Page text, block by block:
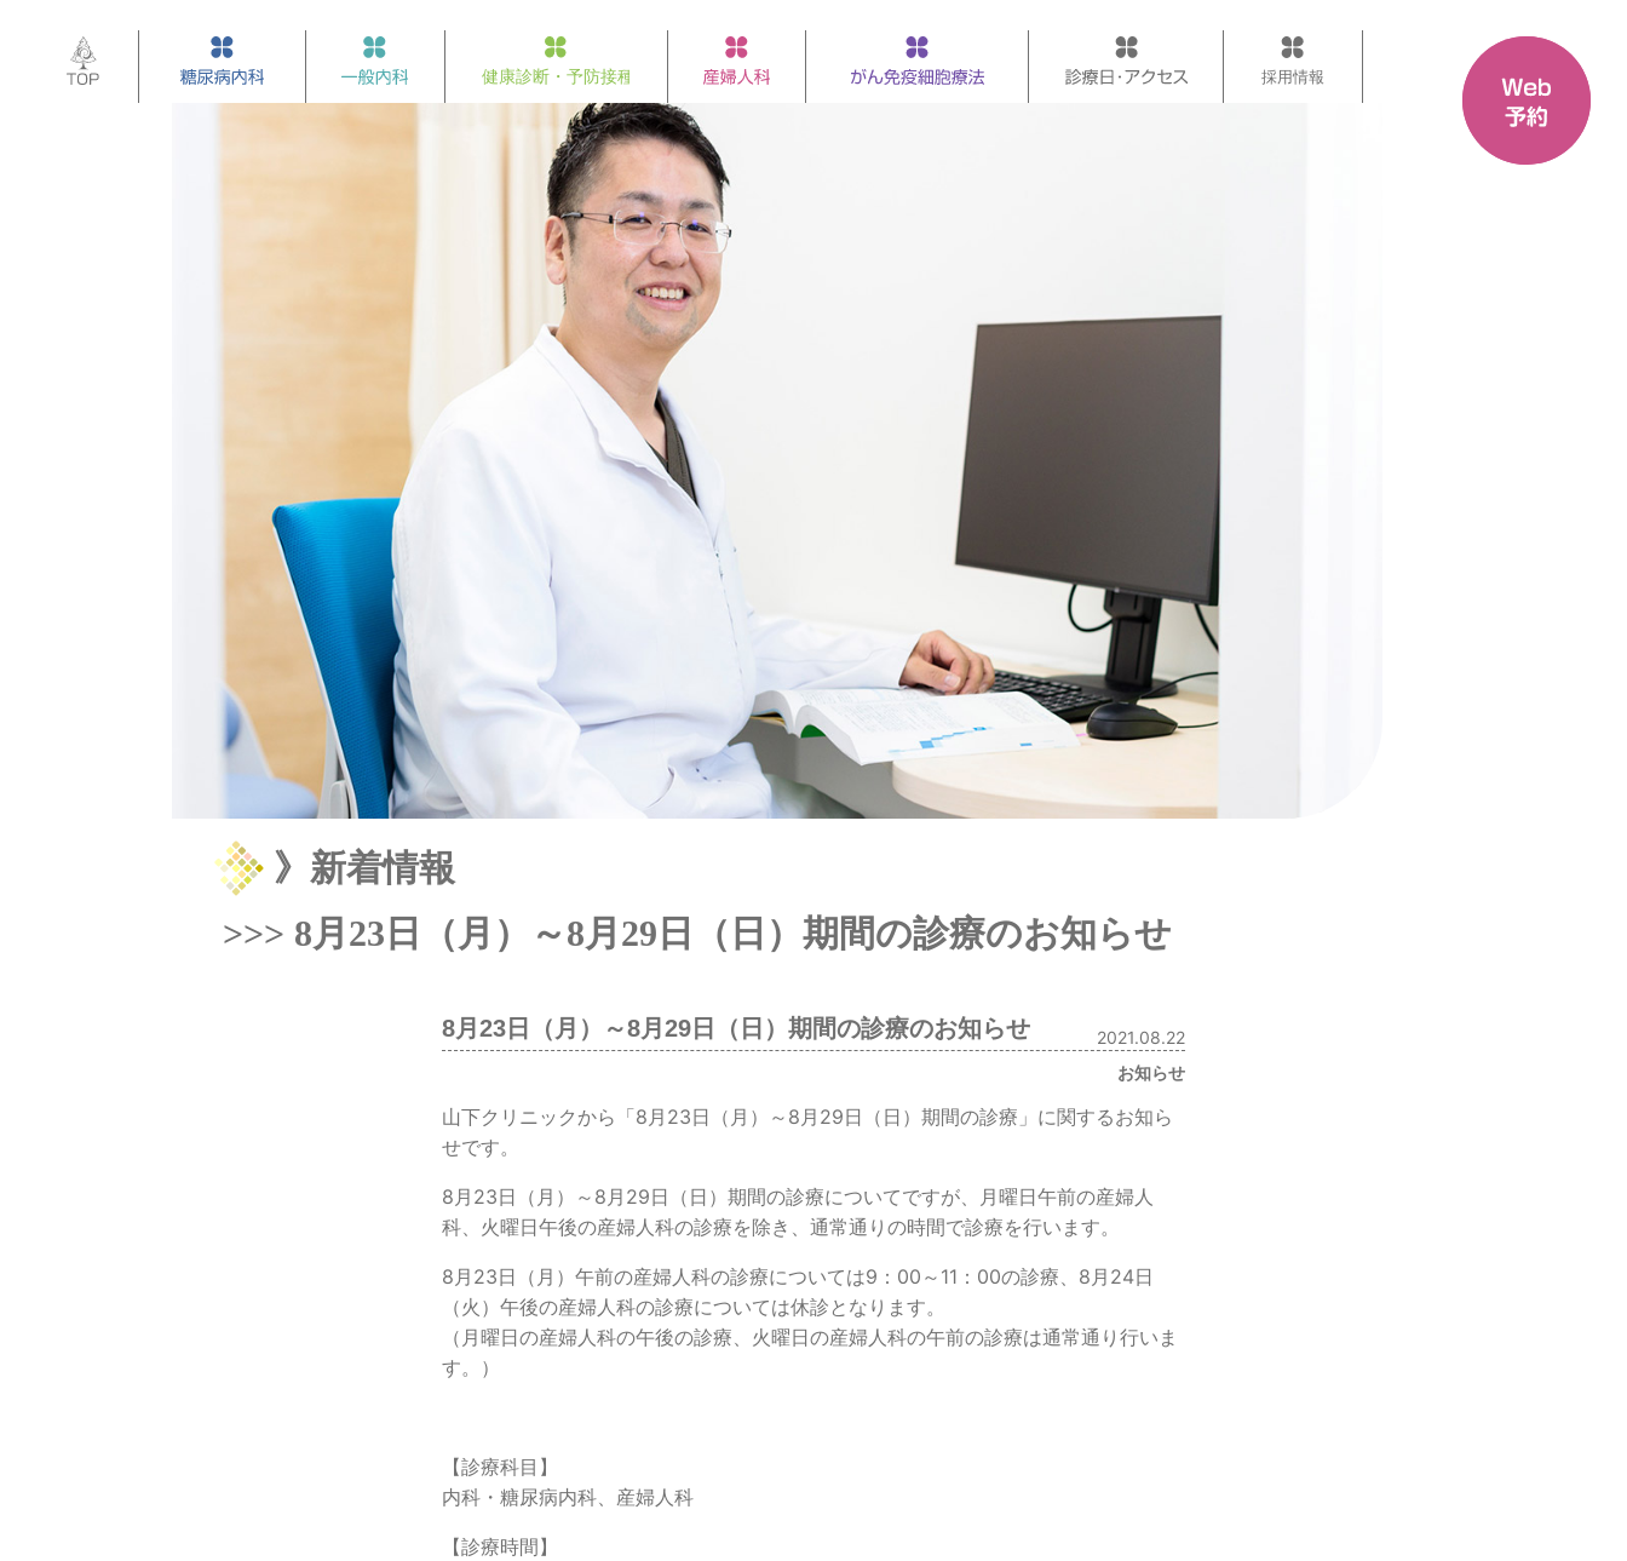
》新着情報
>>> 8月23日（月）～8月29日（日）期間の診療のお知らせ
8月23日（月）～8月29日（日）期間の診療のお知らせ
2021.08.22
お知らせ
山下クリニックから「8月23日（月）～8月29日（日）期間の診療」に関するお知ら
せです。
8月23日（月）～8月29日（日）期間の診療についてですが、月曜日午前の産婦人
科、火曜日午後の産婦人科の診療を除き、通常通りの時間で診療を行います。
8月23日（月）午前の産婦人科の診療については9：00～11：00の診療、8月24日
（火）午後の産婦人科の診療については休診となります。
（月曜日の産婦人科の午後の診療、火曜日の産婦人科の午前の診療は通常通り行いま
す。）
【診療科目】
内科・糖尿病内科、産婦人科
【診療時間】